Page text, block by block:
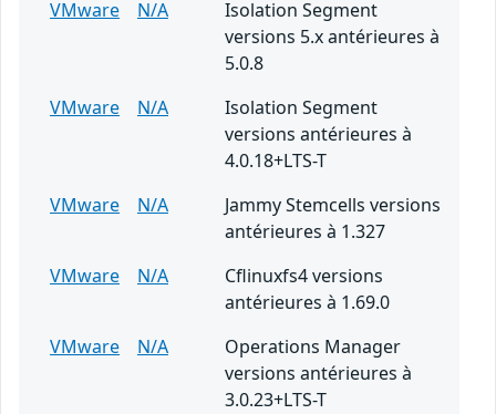
VMware N/A
Isolation Segment
versions 5.x antérieures à
5.0.8
VMware
N/A
Isolation Segment
versions antérieures à
4.0.18+LTS-T
VMware
N/A
Jammy Stemcells versions
antérieures à 1.327
VMware
N/A
Cflinuxfs4 versions
antérieures à 1.69.0
VMware
N/A
Operations Manager
versions antérieures à
3.0.23+LTS-T